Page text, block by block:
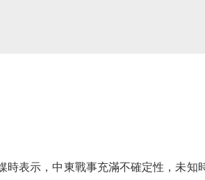
示，中東戰事充滿不確定性，未知